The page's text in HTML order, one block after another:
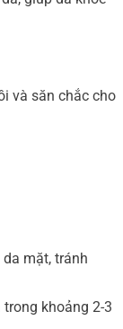
và săn chắc cho
mặt, tránh
khoảng 2-3